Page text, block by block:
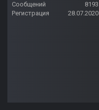
Сообщений
8193
Регистрация
28.07.2020